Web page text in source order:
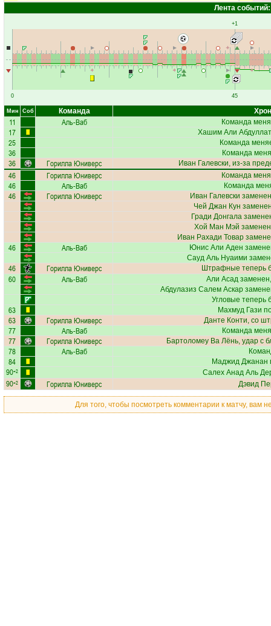
Лента событий:
0
+1
45
Мин Соб Команда
11 Аль-Ваб Команда
17 Хашим Али
25 Команда
36 Команда
36 Горилла Юниверс Иван Галевски, из-за
46 Горилла Юниверс Команда
46 Аль-Ваб Команда
46 Горилла Юниверс Иван Галевски
Чей Джан Кун
Гради Донгала
Хой Ман Мэй
Иван Рахади Товар
46 Аль-Ваб Юнис Али Аден
Сауд Аль Нуаими
46 Горилла Юниверс Штрафные теперь
60 Аль-Ваб Али Асад
Абдулазиз Салем Аскар
Угловые теперь
63 Махмуд Гази
63 Горилла Юниверс Данте Конти, со
77 Аль-Ваб Команда
77 Горилла Юниверс Бартоломеу Ва Лёнь, удар с
78 Аль-Ваб
84 Маджид Джанан
90+2 Салех Анад Аль
90+2 Горилла Юниверс Дэвид
Для того, чтобы посмотреть комментарии к матчу, вам